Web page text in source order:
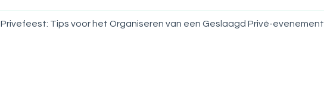
Privefeest: Tips voor het Organiseren van een Geslaagd Privé-evenement